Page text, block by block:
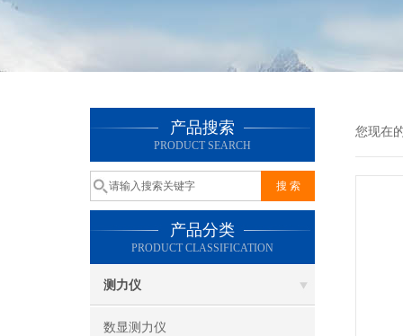
产品搜索
PRODUCT SEARCH
产品分类
PRODUCT CLASSIFICATION
测力仪
数显测力仪
您现在